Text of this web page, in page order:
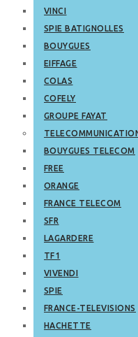
VINCI
SPIE BATIGNOLLES
BOUYGUES
EIFFAGE
COLAS
COFELY
GROUPE FAYAT
BOUYGUES TELECOM
FREE
ORANGE
FRANCE TELECOM
SFR
LAGARDERE
TF1
VIVENDI
SPIE
FRANCE-TELEVISIONS
HACHETTE